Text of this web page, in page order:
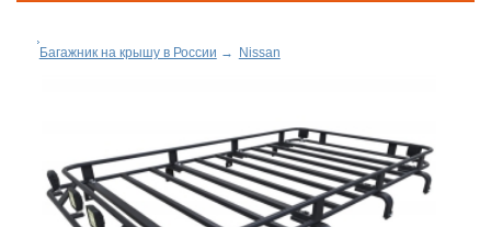
Багажник на крышу в России → Nissan